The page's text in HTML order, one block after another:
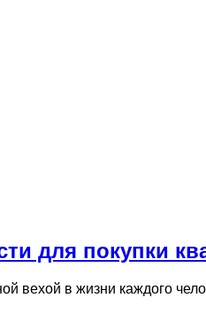
для покупки
вехой в жизни каждого